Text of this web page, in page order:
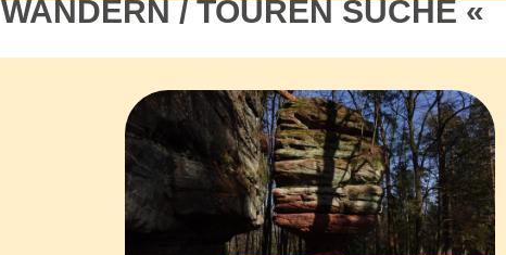
WANDERN / TOUREN SUCHE